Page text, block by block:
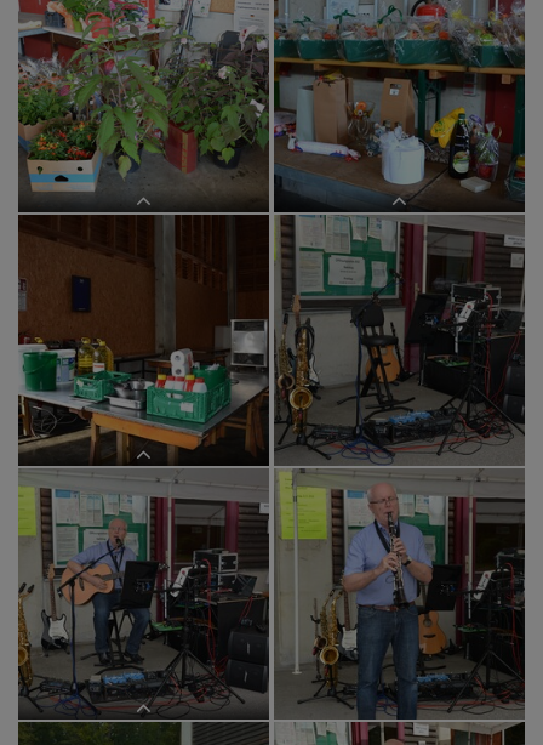
Vorbereitungen für das Pfarrfest Vorbereitungen für das Pfarrfest
Vorbereitungen für das Pfarrfest Vorbereitungen für das Pfarrfest
Vorbereitungen für das Pfarrfest